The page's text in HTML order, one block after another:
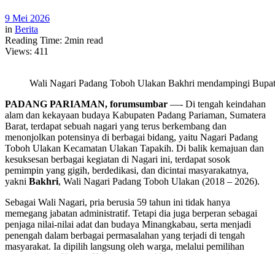
9 Mei 2026
in Berita
Reading Time: 2min read
Views: 411
Wali Nagari Padang Toboh Ulakan Bakhri mendampingi
PADANG PARIAMAN, forumsumbar —- Di tengah keindahan
alam dan kekayaan budaya Kabupaten Padang Pariaman, Sumatera
Barat, terdapat sebuah nagari yang terus berkembang dan
menonjolkan potensinya di berbagai bidang, yaitu Nagari Padang
Toboh Ulakan Kecamatan Ulakan Tapakih. Di balik kemajuan dan
kesuksesan berbagai kegiatan di Nagari ini, terdapat sosok
pemimpin yang gigih, berdedikasi, dan dicintai masyarakatnya,
yakni Bakhri, Wali Nagari Padang Toboh Ulakan (2018 – 2026).
Sebagai Wali Nagari, pria berusia 59 tahun ini tidak hanya
memegang jabatan administratif. Tetapi dia juga berperan sebagai
penjaga nilai-nilai adat dan budaya Minangkabau, serta menjadi
penengah dalam berbagai permasalahan yang terjadi di tengah
masyarakat. Ia dipilih langsung oleh warga, melalui pemilihan